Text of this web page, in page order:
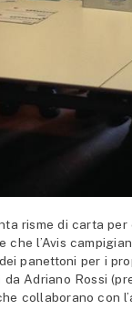
risme di carta
l’Avis
panettoni per i
da Adriano Rossi
collaborano con